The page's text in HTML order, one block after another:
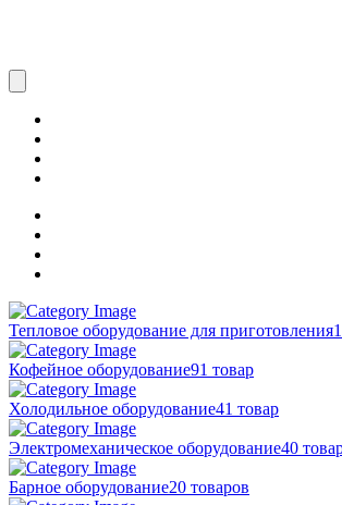
Тепловое оборудование для приготовления
Кофейное оборудование91 товар
Холодильное оборудование41 товар
Электромеханическое оборудование40
Барное оборудование20 товаров